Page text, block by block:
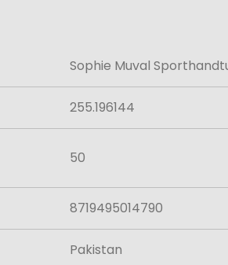
Sophie Muval
255.196144
50
8719495014790
Pakistan